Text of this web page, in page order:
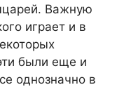
Важную
играет и в
были еще и
однозначно в